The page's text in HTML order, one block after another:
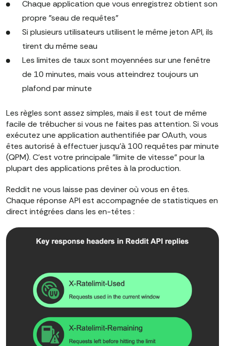
Chaque application que vous enregistrez obtient son
propre "seau de requêtes"
Si plusieurs utilisateurs utilisent le même jeton API, ils
tirent du même seau
Les limites de taux sont moyennées sur une fenêtre
de 10 minutes, mais vous atteindrez toujours un
plafond par minute
Les règles sont assez simples, mais il est tout de même
facile de trébucher si vous ne faites pas attention. Si vous
exécutez une application authentifiée par OAuth, vous
êtes autorisé à effectuer jusqu'à 100 requêtes par minute
(QPM). C'est votre principale "limite de vitesse" pour la
plupart des applications prêtes à la production.
Reddit ne vous laisse pas deviner où vous en êtes.
Chaque réponse API est accompagnée de statistiques en
direct intégrées dans les en-têtes :